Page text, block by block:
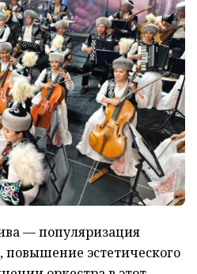
— популяризация
эстетического